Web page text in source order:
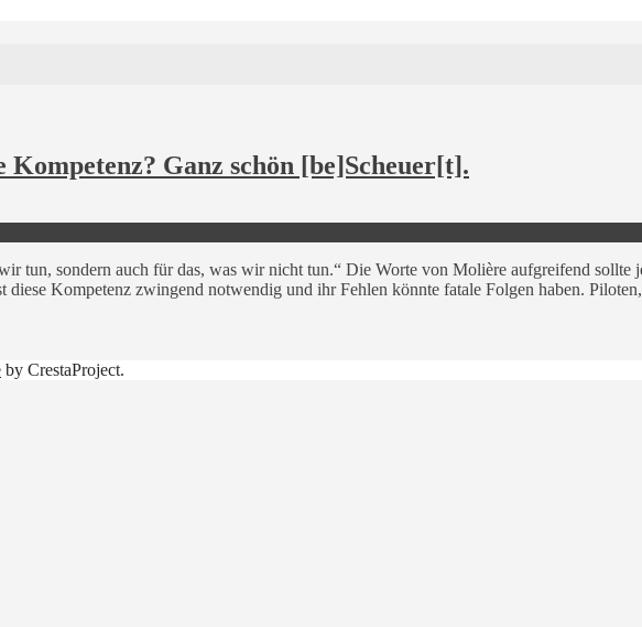
Ganz schön [be]Scheuer[t].
tun, sondern auch für das, was wir nicht tun.“ Die Worte von Molière aufgreifend sollte
diese Kompetenz zwingend notwendig und ihr Fehlen könnte fatale Folgen haben.
by CrestaProject.